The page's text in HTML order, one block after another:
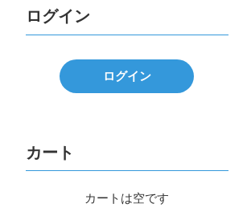
ログイン
ログイン
カート
カートは空です